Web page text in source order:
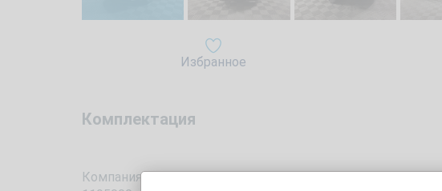
Избранное
Комплектация
Компания «Trade-In Кунцево» предлагает Вам купить